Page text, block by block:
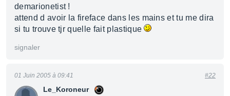
demarionetist !
attend d avoir la fireface dans les mains et tu me dira
si tu trouve tjr quelle fait plastique
signaler
Le_Koroneur
01 Juin 2005 à 09:41 #22